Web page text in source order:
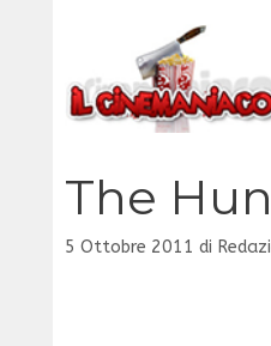
contenuto
The
5 Ottobre 2011 di